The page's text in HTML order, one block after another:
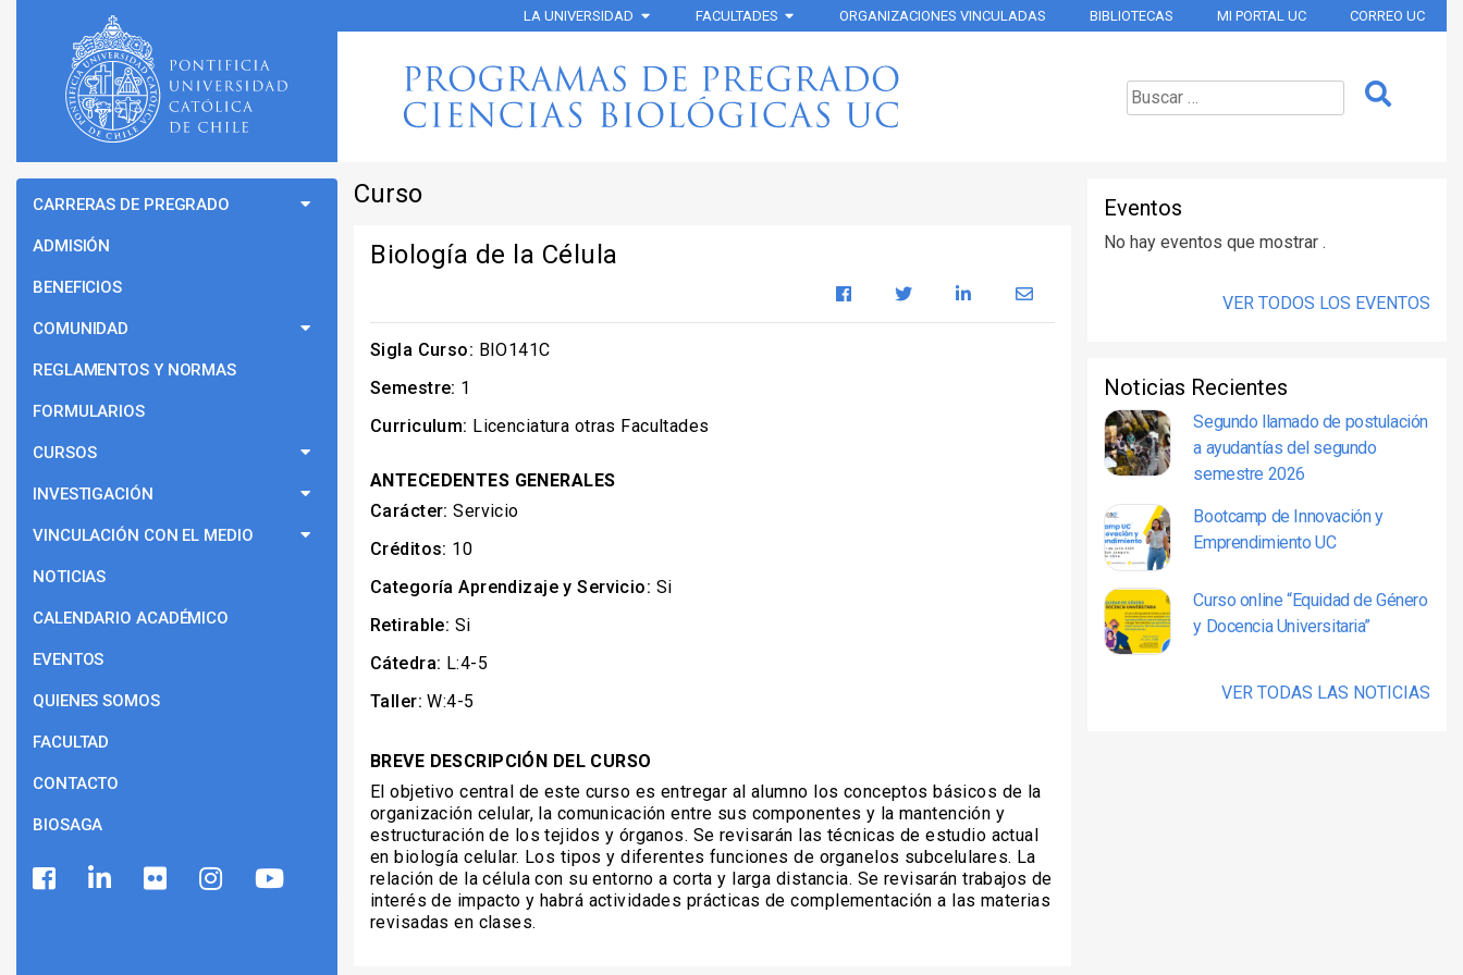
LA UNIVERSIDAD FACULTADES ORGANIZACIONES VINCULADAS BIBLIOTECAS MI PORTAL UC CORREO UC
Curso
Biología de la Célula
Sigla Curso: BIO141C
Semestre: 1
Curriculum: Licenciatura otras Facultades
ANTECEDENTES GENERALES
Carácter: Servicio
Créditos: 10
Categoría Aprendizaje y Servicio: Si
Retirable: Si
Cátedra: L:4-5
Taller:W:4-5
BREVE DESCRIPCIÓN DEL CURSO
El objetivo central de este curso es entregar al alumno los conceptos básicos de la
organización celular, la comunicación entre sus componentes y la mantención y
estructuración de los tejidos y órganos. Se revisarán las técnicas de estudio actual
en biología celular. Los tipos y diferentes funciones de organelos subcelulares. La
relación de la célula con su entorno a corta y larga distancia. Se revisarán trabajos de
interés de impacto y habrá actividades prácticas de complementación a las materias
revisadas en clases.
CARRERAS DE PREGRADO
ADMISIÓN
BENEFICIOS
COMUNIDAD
REGLAMENTOS Y NORMAS
FORMULARIOS
CURSOS
INVESTIGACIÓN
VINCULACIÓN CON EL MEDIO
NOTICIAS
CALENDARIO ACADÉMICO
EVENTOS
QUIENES SOMOS
FACULTAD
CONTACTO
BIOSAGA
Eventos
No hay eventos que mostrar .
VER TODOS LOS EVENTOS
Noticias Recientes
Segundo llamado de postulación
a ayudantías del segundo
semestre 2026
Bootcamp de Innovación y
Emprendimiento UC
Curso online “Equidad de Género
y Docencia Universitaria”
VER TODAS LAS NOTICIAS